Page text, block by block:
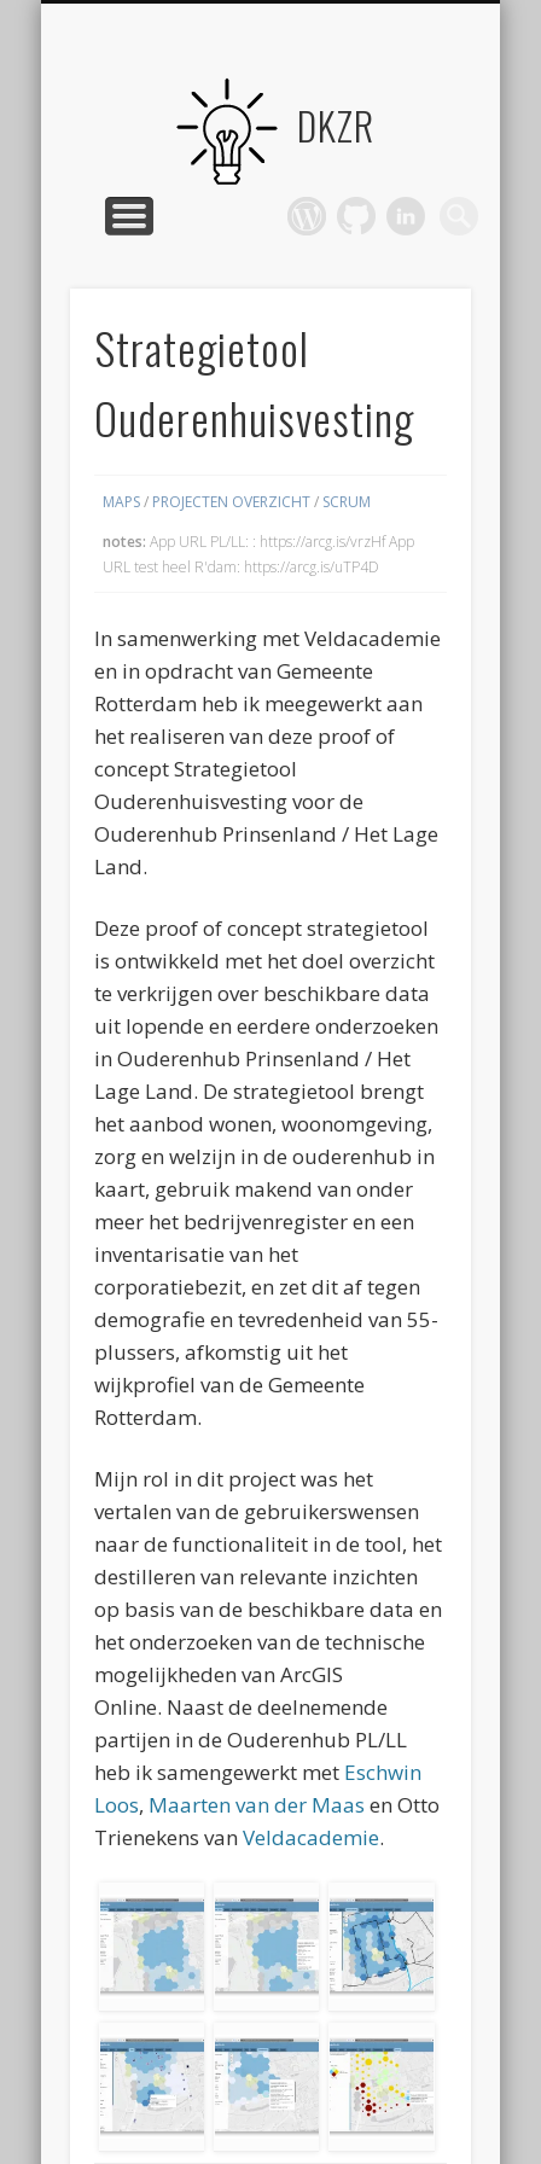
DKZR
Werkplek beschikbaar
Strategietool
Ouderenhuisvesting
MAPS/ PROJECTEN OVERZICHT/ SCRUM
notes: App URL PL/LL: : https://arcg.is/vrzHf App
URL test heel R'dam: https://arcg.is/uTP4D
In samenwerking met Veldacademie
en in opdracht van Gemeente
Rotterdam heb ik meegewerkt aan
het realiseren van deze proof of
conceptStrategietool
Ouderenhuisvesting voor de
Ouderenhub Prinsenland / Het Lage
Land.
Deze proof of concept strategietool
is ontwikkeld met het doel overzicht
te verkrijgen over beschikbare data
uit lopende en eerdere onderzoeken
in Ouderenhub Prinsenland / Het
Lage Land. De strategietool brengt
het aanbod wonen, woonomgeving,
zorg en welzijn in de ouderenhub in
kaart, gebruik makend van onder
meer het bedrijvenregister en een
inventarisatie van het
corporatiebezit, en zet dit af tegen
demografie en tevredenheid van 55-
plussers, afkomstig uit het
wijkprofiel van de Gemeente
Rotterdam.
Mijn rol in dit project was het
vertalen van de gebruikerswensen
naar de functionaliteit in de tool, het
destilleren van relevante inzichten
op basis van de beschikbare data en
het onderzoeken van de technische
mogelijkheden van ArcGIS
Online. Naast de deelnemende
partijen in de Ouderenhub PL/LL
heb ik samengewerkt met Eschwin
Loos, Maarten van der Maas en Otto
Trienekens vanVeldacademie.